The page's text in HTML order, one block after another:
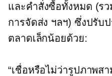
และคำสั่งซื้อทั้งหมด (ร
การจัดส่ง ฯลฯ) ซึ่งปรับ
ตลาดเล็กน้อยด้วย:
“เชื่อหรือไม่ว่ารูปภาพส